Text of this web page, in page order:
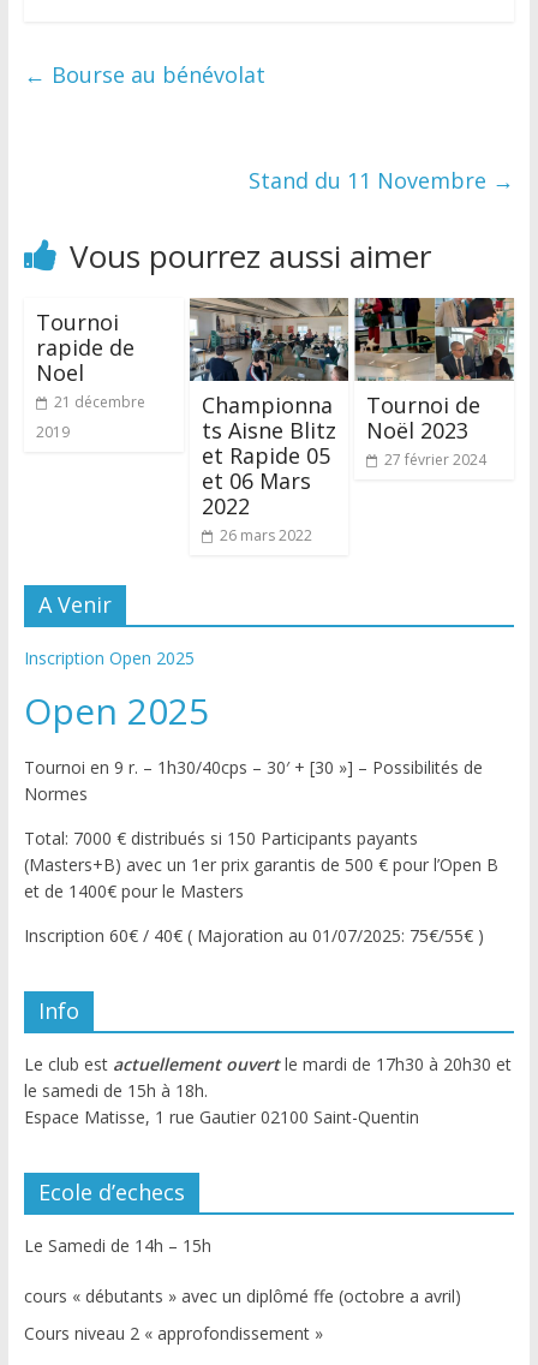
← Bourse au bénévolat
Stand du 11 Novembre →
Vous pourrez aussi aimer
Tournoi
rapide de
Noel
21 décembre
2019
Championna
ts Aisne Blitz
et Rapide 05
et 06 Mars
2022
26 mars 2022
Tournoi de
Noël 2023
27 février 2024
A Venir
Inscription Open 2025
Open 2025
Tournoi en 9 r. – 1h30/40cps – 30′ + [30 »] – Possibilités de
Normes
Total: 7000 € distribués si 150 Participants payants
(Masters+B) avec un 1er prix garantis de 500 € pour l’Open B
et de 1400€ pour le Masters
Inscription 60€ / 40€ ( Majoration au 01/07/2025: 75€/55€ )
Info
Le club estactuellement ouvertle mardi de 17h30 à 20h30 et
le samedi de 15h à 18h.
Espace Matisse, 1 rue Gautier 02100 Saint-Quentin
Ecole d’echecs
Le Samedi de 14h – 15h
cours « débutants » avec un diplômé ffe (octobre a avril)
Cours niveau 2 « approfondissement »